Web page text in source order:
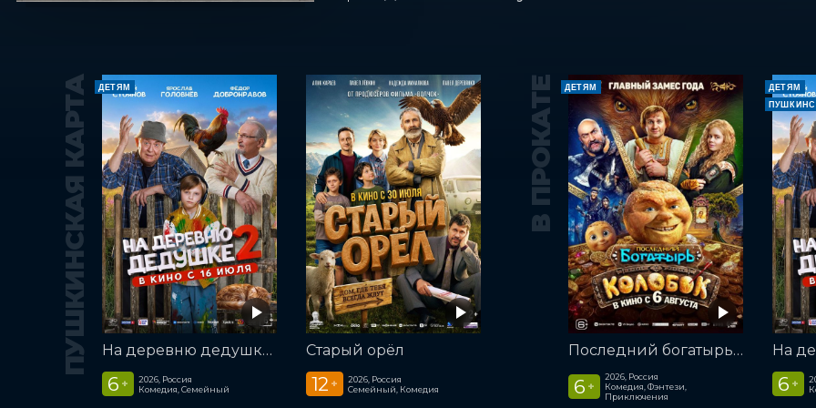
ПУШКИНСКАЯ КАРТА ДЕТЯМ
На деревню дедушке 2
6 +
2026, Россия
Комедия, Семейный
Старый орёл
12 +
2026, Россия
Семейный, Комедия
В ПРОКАТЕ ДЕТЯМ
Последний богатырь. Колобок
6 +
2026, Россия
Комедия, Фэнтези,
Приключения
ДЕТЯМ
6 +